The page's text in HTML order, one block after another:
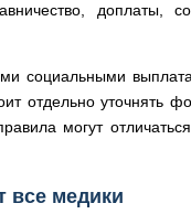
доплаты,
социальными
отдельно уточнять
могут отличаться
все медики